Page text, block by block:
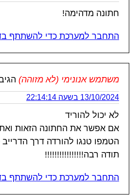
חתונה מדהימה!
התחבר למערכת כדי להשתתף
משתמש אנונימי (לא מזוהה)
13/10/2024 בשעה 22:14:14
לא יכול להוריד
אם אפשר את החתונה הזאות
הטמפו טנגו להורדה דרך
תודה רבה!!!!!!!!!!!!!!!!
התחבר למערכת כדי להשתתף